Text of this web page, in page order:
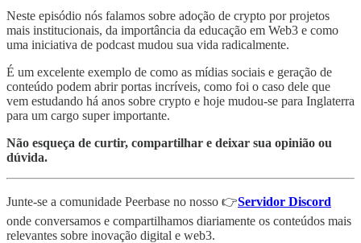
Neste episódio nós falamos sobre adoção de crypto por projetos
mais institucionais, da importância da educação em Web3 e como
uma iniciativa de podcast mudou sua vida radicalmente.
É um excelente exemplo de como as mídias sociais e geração de
conteúdo podem abrir portas incríveis, como foi o caso dele que
vem estudando há anos sobre crypto e hoje mudou-se para Inglaterra
para um cargo super importante.
Não esqueça de curtir, compartilhar e deixar sua opinião ou
dúvida.
Junte-se a comunidade Peerbase no nosso 👉Servidor Discord
onde conversamos e compartilhamos diariamente os conteúdos mais
relevantes sobre inovação digital e web3.